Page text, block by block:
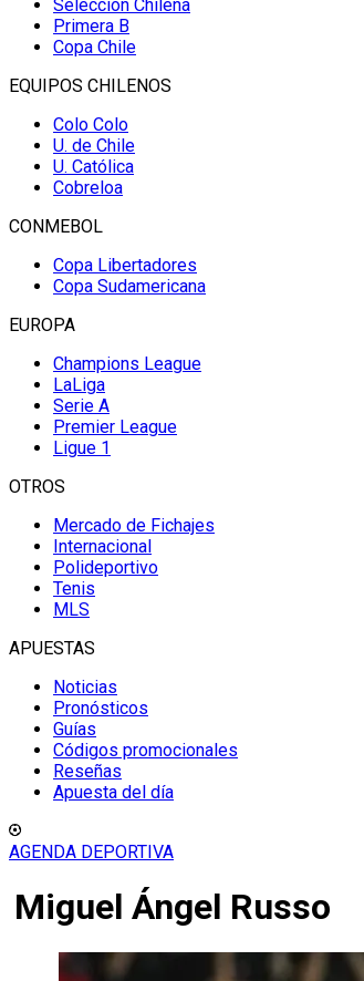
Selección Chilena
Primera B
Copa Chile
EQUIPOS CHILENOS
Colo Colo
U. de Chile
U. Católica
Cobreloa
CONMEBOL
Copa Libertadores
Copa Sudamericana
EUROPA
Champions League
LaLiga
Serie A
Premier League
Ligue 1
OTROS
Mercado de Fichajes
Internacional
Polideportivo
Tenis
MLS
APUESTAS
Noticias
Pronósticos
Guías
Códigos promocionales
Reseñas
Apuesta del día
AGENDA DEPORTIVA
Miguel Ángel Russo